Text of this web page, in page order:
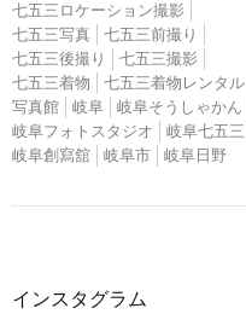
七五三ロケーション撮影
七五三写真
七五三前撮り
七五三後撮り
七五三撮影
七五三着物
七五三着物レンタル
写真館
岐阜
岐阜そうしゃかん
岐阜フォトスタジオ
岐阜七五三
岐阜創寫舘
岐阜市 岐阜日野
インスタグラム